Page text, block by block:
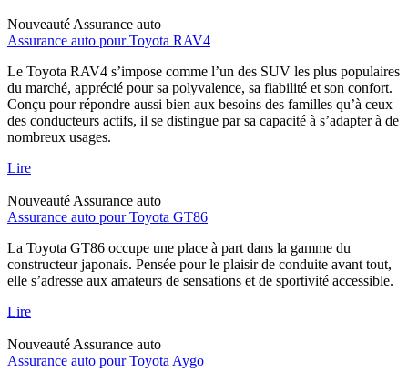
Nouveauté Assurance auto
Assurance auto pour Toyota RAV4
Le Toyota RAV4 s’impose comme l’un des SUV les plus populaires
du marché, apprécié pour sa polyvalence, sa fiabilité et son confort.
Conçu pour répondre aussi bien aux besoins des familles qu’à ceux
des conducteurs actifs, il se distingue par sa capacité à s’adapter à de
nombreux usages.
Lire
Nouveauté Assurance auto
Assurance auto pour Toyota GT86
La Toyota GT86 occupe une place à part dans la gamme du
constructeur japonais. Pensée pour le plaisir de conduite avant tout,
elle s’adresse aux amateurs de sensations et de sportivité accessible.
Lire
Nouveauté Assurance auto
Assurance auto pour Toyota Aygo